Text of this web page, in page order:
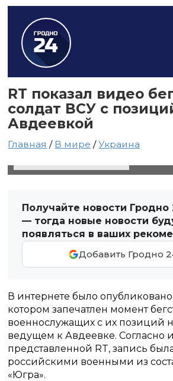
RT показал видео
солдат ВСУ с
Авдеевкой
Главная / В мире /Украина
Получайте новости Гродно
— тогда новые новости
появляться в ваших
Добавить Гродно
В интернете было
котором запечатлен момент
военнослужащих с их позиций
ведущем к Авдеевке. Согласно
представленной RT, запись
российскими военными из
«Югра».